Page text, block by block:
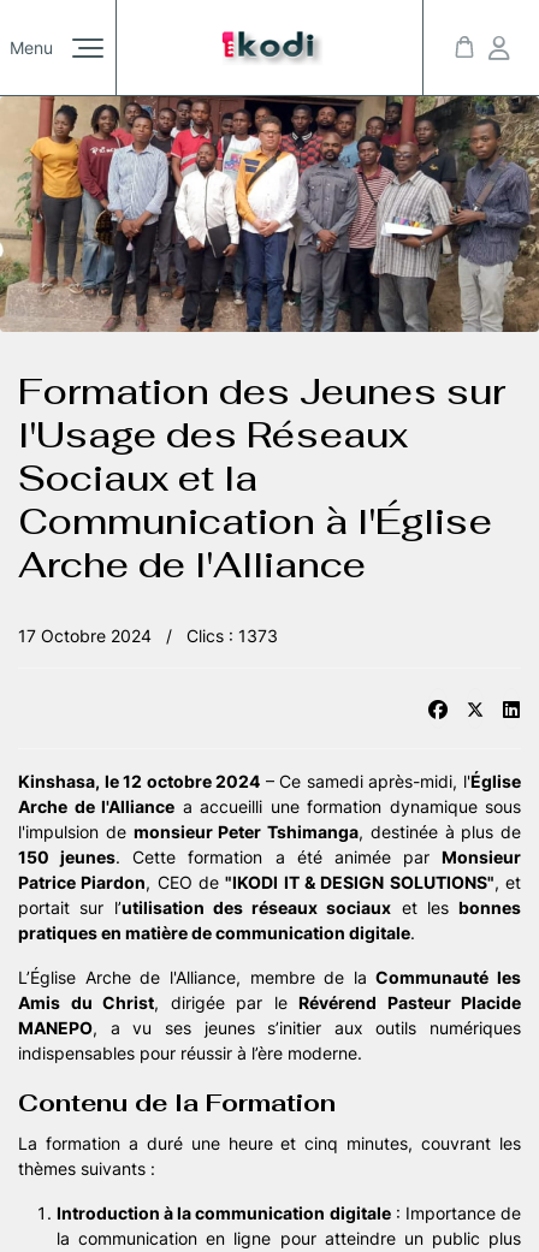
Menu
Actualités /00
/00
Blog /00
Imprint
Privacy Policy
© 2023 Kreativa. All rights reserved. Powered by JoomShaper
Youtube Twitter LinkedIn Instagram
Formation des Jeunes sur
l'Usage des Réseaux
Sociaux et la
Communication à l'Église
Arche de l'Alliance
17 Octobre 2024 Clics : 1373
Kinshasa, le 12 octobre 2024 – Ce samedi après-midi, l'Église
Arche de l'Alliance a accueilli une formation dynamique sous
l'impulsion de monsieur Peter Tshimanga, destinée à plus de
150 jeunes. Cette formation a été animée par Monsieur
Patrice Piardon, CEO de"IKODI IT & DESIGN SOLUTIONS", et
portait sur l’utilisation des réseaux sociaux et les bonnes
pratiques en matière de communication digitale.
L’Église Arche de l'Alliance, membre de laCommunauté les
Amis du Christ, dirigée par le Révérend Pasteur Placide
MANEPO, a vu ses jeunes s’initier aux outils numériques
indispensables pour réussir à l’ère moderne.
Contenu de la Formation
La formation a duré une heure et cinq minutes, couvrant les
thèmes suivants :
Introduction à la communication digitale: Importance de
la communication en ligne pour atteindre un public plus